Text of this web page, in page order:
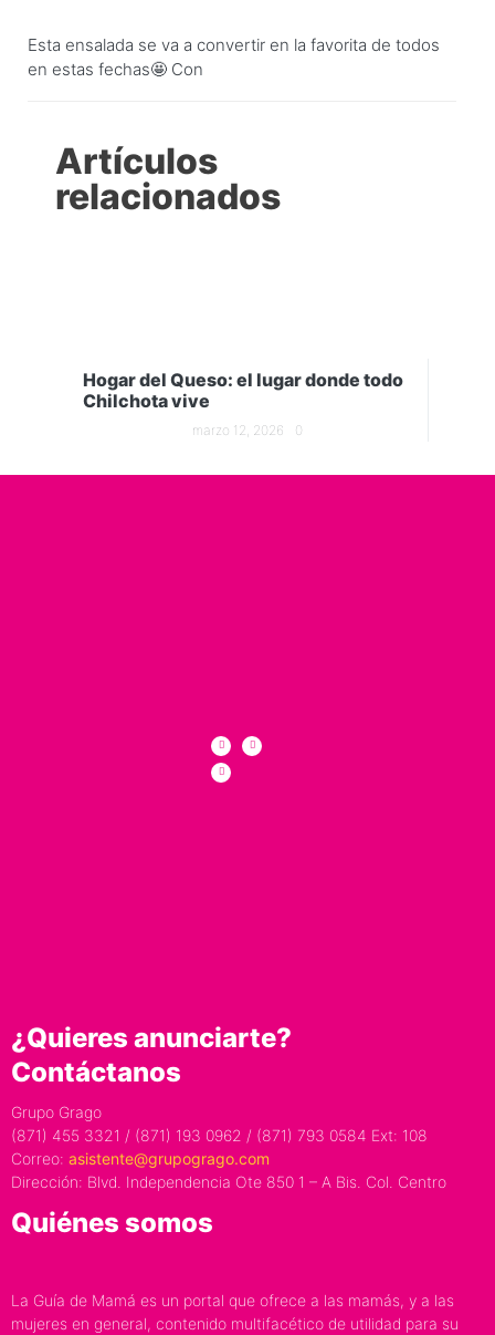
Esta ensalada se va a convertir en la favorita de todos
en estas fechas🤩 Con
Artículos
relacionados
Hogar del Queso: el lugar donde todo
Chilchota vive
marzo 12, 2026 0
¿Quieres anunciarte?
Contáctanos
Grupo Grago
(871) 455 3321 / (871) 193 0962 / (871) 793 0584 Ext: 108
Correo: asistente@grupogrago.com
Dirección: Blvd. Independencia Ote 850 1 – A Bis. Col. Centro
Quiénes somos
La Guía de Mamá es un portal que ofrece a las mamás, y a las
mujeres en general, contenido multifacético de utilidad para su